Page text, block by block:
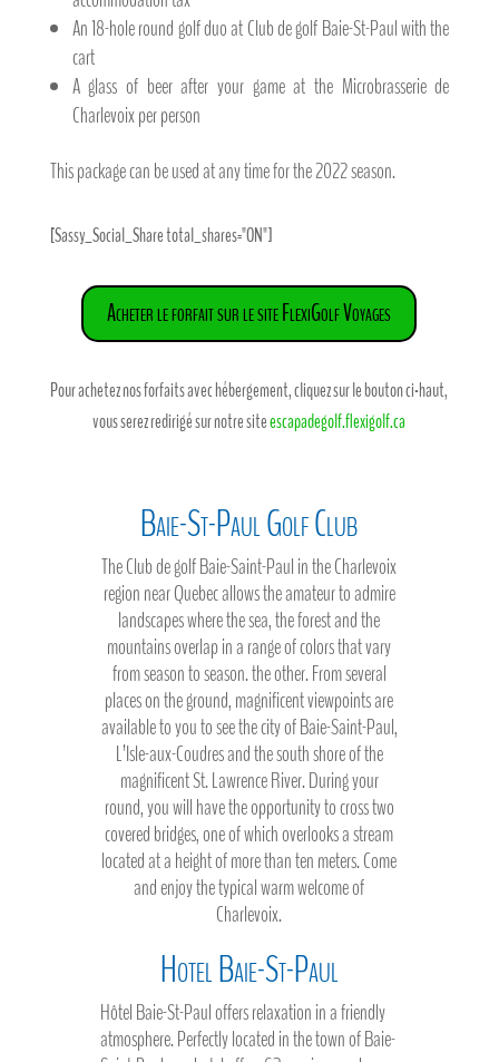
An 18-hole round golf duo at Club de golf Baie-St-Paul with the
cart
A glass of beer after your game at the Microbrasserie de
Charlevoix per person
This package can be used at any time for the 2022 season.
[Sassy_Social_Share total_shares="ON"]
Acheter le forfait sur le site FlexiGolf Voyages
Pour achetez nos forfaits avec hébergement, cliquez sur le bouton ci-haut,
vous serez redirigé sur notre siteescapadegolf.flexigolf.ca
Baie-St-Paul Golf Club
The Club de golf Baie-Saint-Paul in the Charlevoix
region near Quebec allows the amateur to admire
landscapes where the sea, the forest and the
mountains overlap in a range of colors that vary
from season to season. the other. From several
places on the ground, magnificent viewpoints are
available to you to see the city of Baie-Saint-Paul,
L’Isle-aux-Coudres and the south shore of the
magnificent St. Lawrence River. During your
round, you will have the opportunity to cross two
covered bridges, one of which overlooks a stream
located at a height of more than ten meters. Come
and enjoy the typical warm welcome of
Charlevoix.
Hotel Baie-St-Paul
Hôtel Baie-St-Paul offers relaxation in a friendly
atmosphere. Perfectly located in the town of Baie-